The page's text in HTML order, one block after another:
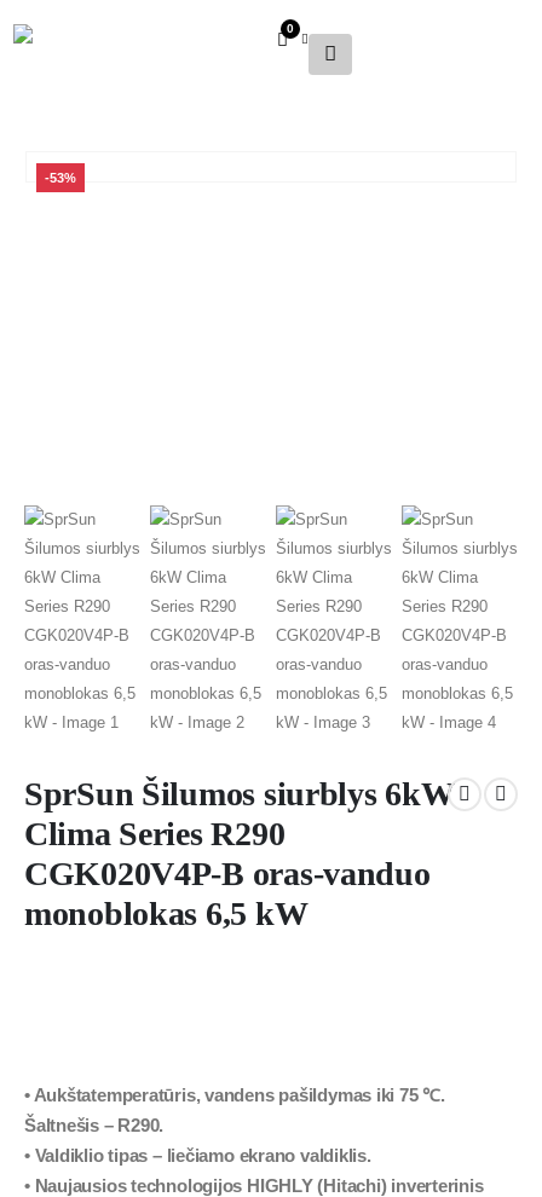
0
-53%
SprSun Šilumos siurblys 6kW
Clima Series R290
CGK020V4P-B oras-vanduo
monoblokas 6,5 kW
• Aukštatemperatūris, vandens pašildymas iki 75 ℃.
Šaltnešis – R290.
• Valdiklio tipas – liečiamo ekrano valdiklis.
• Naujausios technologijos HIGHLY (Hitachi) inverterinis